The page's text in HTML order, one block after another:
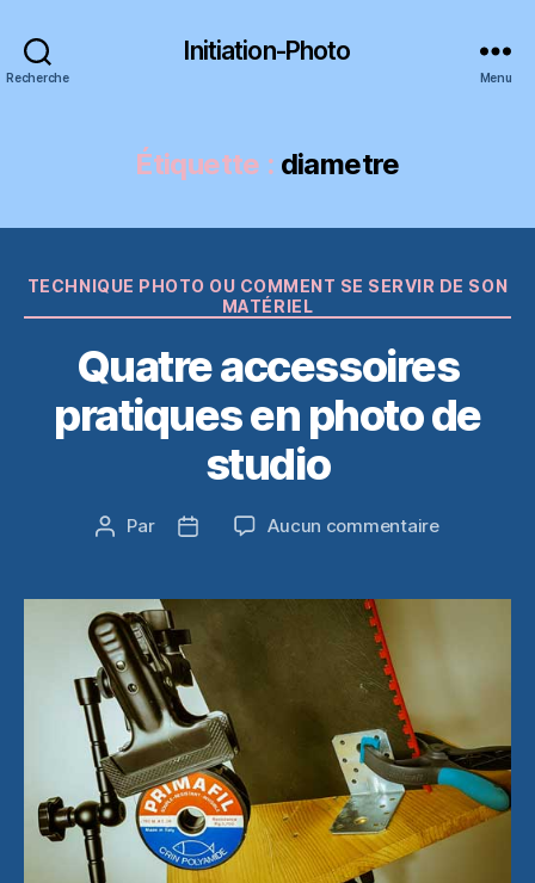
Recherche
Initiation-Photo
Menu
Étiquette : diametre
Catégories
TECHNIQUE PHOTO OU COMMENT SE SERVIR DE SON
MATÉRIEL
Quatre accessoires
pratiques en photo de
studio
Auteur
Par
Date
Aucun commentairesur
pratiques